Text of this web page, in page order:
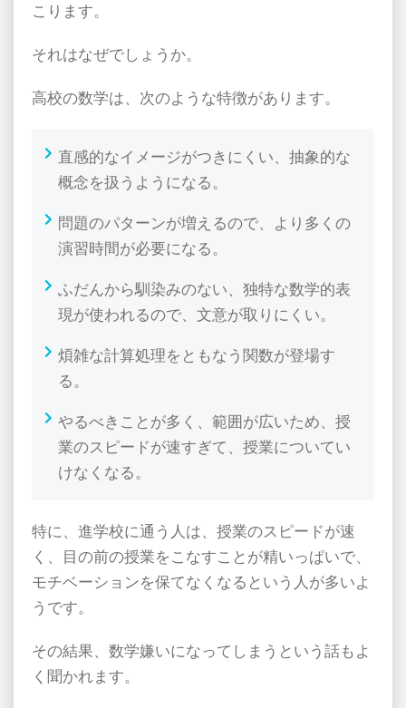
こります。
それはなぜでしょうか。
高校の数学は、次のような特徴があります。
直感的なイメージがつきにくい、抽象的な
概念を扱うようになる。
問題のパターンが増えるので、より多くの
演習時間が必要になる。
ふだんから馴染みのない、独特な数学的表
現が使われるので、文意が取りにくい。
煩雑な計算処理をともなう関数が登場す
る。
やるべきことが多く、範囲が広いため、授
業のスピードが速すぎて、授業についてい
けなくなる。
特に、進学校に通う人は、授業のスピードが速
く、目の前の授業をこなすことが精いっぱいで、
モチベーションを保てなくなるという人が多いよ
うです。
その結果、数学嫌いになってしまうという話もよ
く聞かれます。